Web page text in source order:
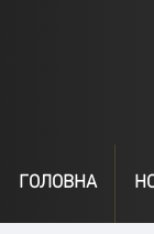
ГОЛОВНА